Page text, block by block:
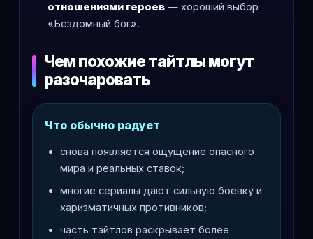
отношениями героев— хороший выбор
«Бездомный бог».
Чем похожие тайтлы могут
разочаровать
Что обычно радует
снова появляется ощущение опасного
мира и реальных ставок;
многие сериалы дают сильную боевку и
харизматичных противников;
часть тайтлов раскрывает более